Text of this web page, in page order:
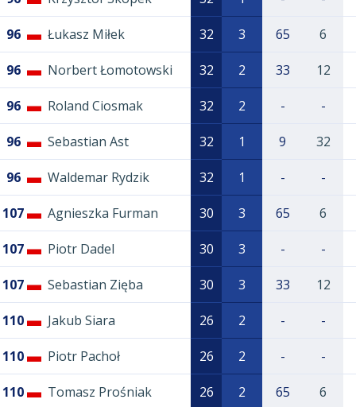
96 Łukasz Miłek 32 3 65 6
96 Norbert Łomotowski 32 2 33 12
96 Roland Ciosmak 32 2 - -
96 Sebastian Ast 32 1 9 32
96 Waldemar Rydzik 32 1 - -
107 Agnieszka Furman 30 3 65 6
107 Piotr Dadel 30 3 - -
107 Sebastian Zięba 30 3 33 12
110 Jakub Siara 26 2 - -
110 Piotr Pachoł 26 2 - -
110 Tomasz Prośniak 26 2 65 6